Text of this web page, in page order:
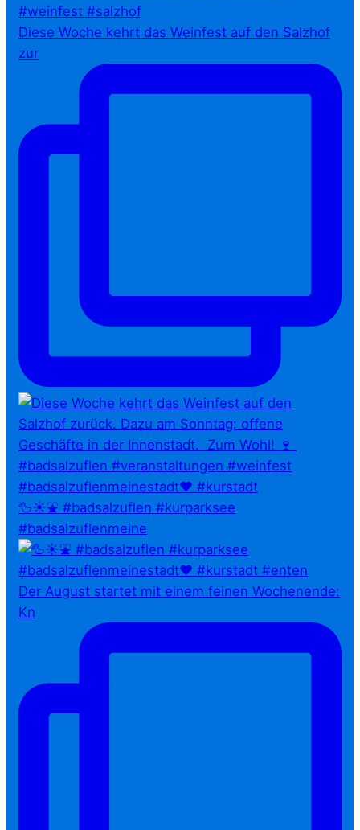
Diese Woche kehrt das Weinfest auf den Salzhof
zur
🦆☀️⛲ #badsalzuflen #kurparksee
#badsalzuflenmeine
Der August startet mit einem feinen Wochenende:
Kn